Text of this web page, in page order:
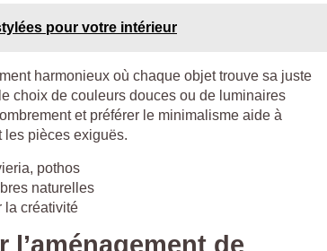
pour votre intérieur
harmonieux où chaque objet trouve sa juste
choix de couleurs douces ou de luminaires
et préférer le minimalisme aide à
les pièces exiguës.
pothos
naturelles
la créativité
de